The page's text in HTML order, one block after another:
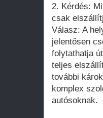
2. Kérdés:
csak
Válasz: A
jelentősen
folytathatja
teljes
további
komplex
autósoknak.